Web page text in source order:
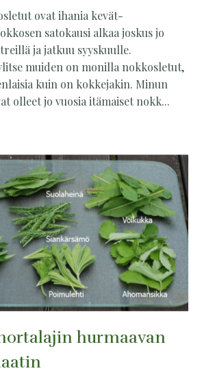
ovat ihania kevät-
satokausi alkaa joskus jo
ja jatkuu syyskuulle.
muiden on monilla nokkosletut,
kuin on kokkejakin. Minun
olleet jo vuosia itämaiset nokk...
hurmaavan